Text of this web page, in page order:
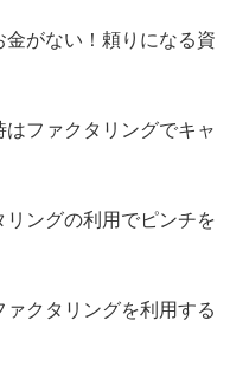
がない！頼りになる資
ファクタリングでキャ
ングの利用でピンチを
クタリングを利用する